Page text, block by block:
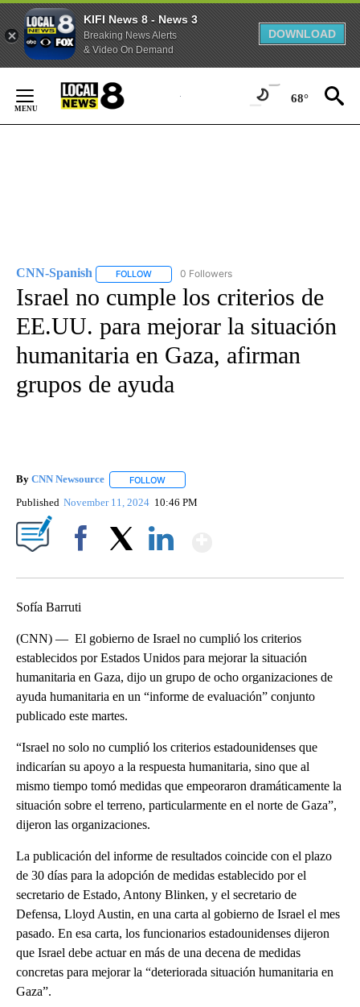
KIFI News 8 - News 3
Breaking News Alerts
& Video On Demand
DOWNLOAD
Content
68°
CNN-Spanish FOLLOW FOLLOW "CNN-SPANISH" TO RECEIVE
0 Followers
Israel no cumple los criterios de
EE.UU. para mejorar la situación
humanitaria en Gaza, afirman
grupos de ayuda
By CNN Newsource FOLLOW
Published November 11, 2024 10:46 PM
Sofía Barruti
(CNN) — El gobierno de Israel no cumplió los criterios
establecidos por Estados Unidos para mejorar la situación
humanitaria en Gaza, dijo un grupo de ocho organizaciones de
ayuda humanitaria en un “informe de evaluación” conjunto
publicado este martes.
“Israel no solo no cumplió los criterios estadounidenses que
indicarían su apoyo a la respuesta humanitaria, sino que al
mismo tiempo tomó medidas que empeoraron dramáticamente la
situación sobre el terreno, particularmente en el norte de Gaza”,
dijeron las organizaciones.
La publicación del informe de resultados coincide con el plazo
de 30 días para la adopción de medidas establecido por el
secretario de Estado, Antony Blinken, y el secretario de
Defensa, Lloyd Austin, en una carta al gobierno de Israel el mes
pasado. En esa carta, los funcionarios estadounidenses dijeron
que Israel debe actuar en más de una decena de medidas
concretas para mejorar la “deteriorada situación humanitaria en
Gaza”.